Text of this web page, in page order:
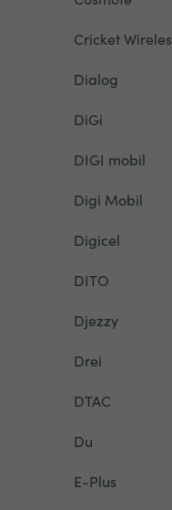
Cricket
Dialog
DiGi
DIGI mobil
Digi Mobil
Digicel
DITO
Djezzy
Drei
DTAC
Du
E-Plus